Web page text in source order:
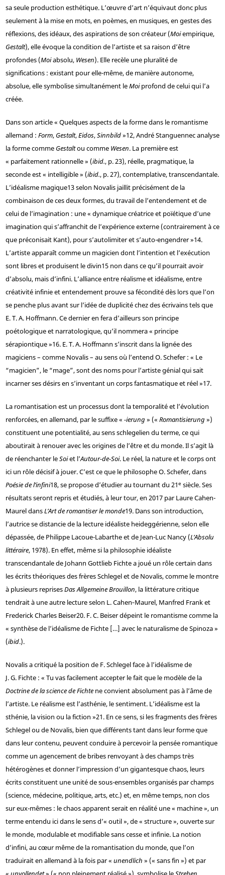
sa seule production esthétique. L’œuvre d’art n’équivaut donc plus
seulement à la mise en mots, en poèmes, en musiques, en gestes des
réflexions, des idéaux, des aspirations de son créateur (Moiempirique,
Gestalt), elle évoque la condition de l’artiste et sa raison d’être
profondes (Moiabsolu, Wesen). Elle recèle une pluralité de
significations : existant pour elle-même, de manière autonome,
absolue, elle symbolise simultanément leMoiprofond de celui qui l’a
créée.
Dans son article « Quelques aspects de la forme dans le romantisme
allemand : Form,Gestalt,Eidos,Sinnbild»12, André Stanguennec analyse
la forme comme Gestaltou comme Wesen. La première est
« parfaitement rationnelle » (ibid., p. 23), réelle, pragmatique, la
seconde est « intelligible » (ibid., p. 27), contemplative, transcendantale.
L’idéalisme magique13selon Novalis jaillit précisément de la
combinaison de ces deux formes, du travail de l’entendement et de
celui de l’imagination : une « dynamique créatrice et poïétique d’une
imagination qui s’affranchit de l’expérience externe (contrairement à ce
que préconisait Kant), pour s’autolimiter et s’auto-engendrer »14.
L’artiste apparaît comme un magicien dont l’intention et l’exécution
sont libres et produisent le divin15non dans ce qu’il pourrait avoir
d’absolu, mais d’infini. L’alliance entre réalisme et idéalisme, entre
créativité infinie et entendement prouve sa fécondité dès lors que l’on
se penche plus avant sur l’idée de duplicité chez des écrivains tels que
E. T. A. Hoffmann. Ce dernier en fera d’ailleurs son principe
poétologique et narratologique, qu’il nommera « principe
sérapiontique »16. E. T. A. Hoffmann s’inscrit dans la lignée des
magiciens – comme Novalis – au sens où l’entend O. Schefer : « Le
“magicien”, le “mage”, sont des noms pour l’artiste génial qui sait
incarner ses désirs en s’inventant un corps fantasmatique et réel »17.
La romantisation est un processus dont la temporalité et l’évolution
renforcées, en allemand, par le suffixe « -ierung » (« Romantisierung »)
constituent une potentialité, au sens schlegelien du terme, ce qui
aboutirait à renouer avec les origines de l’être et du monde. Il s’agit là
de réenchanter leSoiet l’Autour-de-Soi. Le réel, la nature et le corps ont
ici un rôle décisif à jouer. C’est ce que le philosophe O. Schefer, dans
Poésie de l’infini18, se propose d’étudier au tournant du 21e siècle. Ses
résultats seront repris et étudiés, à leur tour, en 2017 par Laure Cahen-
Maurel dansL’Art de romantiser le monde19. Dans son introduction,
l’autrice se distancie de la lecture idéaliste heideggérienne, selon elle
dépassée, de Philippe Lacoue-Labarthe et de Jean-Luc Nancy (L’Absolu
littéraire, 1978). En effet, même si la philosophie idéaliste
transcendantale de Johann Gottlieb Fichte a joué un rôle certain dans
les écrits théoriques des frères Schlegel et de Novalis, comme le montre
à plusieurs reprisesDas Allgemeine Brouillon, la littérature critique
tendrait à une autre lecture selon L. Cahen‑Maurel, Manfred Frank et
Frederick Charles Beiser20. F. C. Beiser dépeint le romantisme comme la
« synthèse de l’idéalisme de Fichte […] avec le naturalisme de Spinoza »
(ibid.).
Novalis a critiqué la position de F. Schlegel face à l’idéalisme de
J. G. Fichte : « Tu vas facilement accepter le fait que le modèle de la
Doctrine de la science de Fichte ne convient absolument pas à l’âme de
l’artiste. Le réalisme est l’asthénie, le sentiment. L’idéalisme est la
sthénie, la vision ou la fiction »21. En ce sens, si les fragments des frères
Schlegel ou de Novalis, bien que différents tant dans leur forme que
dans leur contenu, peuvent conduire à percevoir la pensée romantique
comme un agencement de bribes renvoyant à des champs très
hétérogènes et donner l’impression d’un gigantesque chaos, leurs
écrits constituent une unité de sous-ensembles organisés par champs
(science, médecine, politique, arts, etc.) et, en même temps, non clos
sur eux-mêmes : le chaos apparent serait en réalité une « machine », un
terme entendu ici dans le sens d’« outil », de « structure », ouverte sur
le monde, modulable et modifiable sans cesse et infinie. La notion
d’infini, au cœur même de la romantisation du monde, que l’on
traduirait en allemand à la fois par « unendlich » (« sans fin ») et par